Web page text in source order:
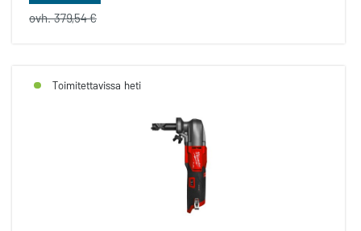
ovh. 379,54 €
Toimitettavissa heti